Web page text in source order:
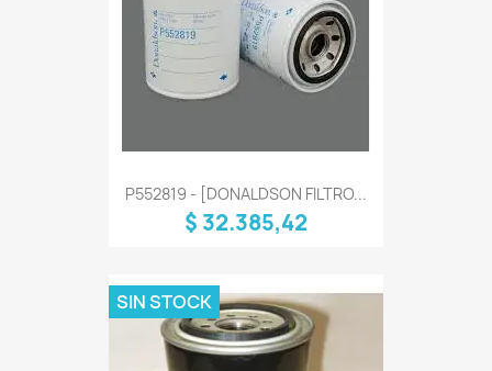
P552819 - [DONALDSON FILTRO...
$ 32.385,42
SIN STOCK